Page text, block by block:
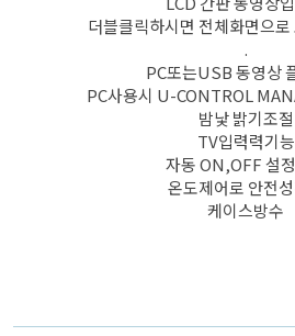
더블클릭하시면 전체화면으
.
PC또는USB 동영상
PC사용시 U-CONTROL
밤낯 밝기조절
TV입력력기능
자동 ON,OFF 설
온도제어로 안전
케이스방수